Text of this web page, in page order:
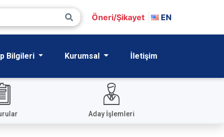
Öneri/Şikayet EN
Bilgileri Kurumsal İletişim
Aday İşlemleri